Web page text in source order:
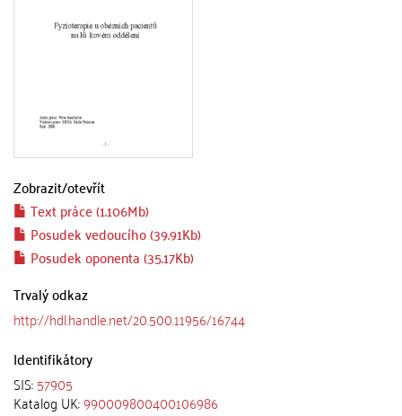
Zobrazit/otevřít
Text práce (1.106Mb)
Posudek vedoucího (39.91Kb)
Posudek oponenta (35.17Kb)
Trvalý odkaz
http://hdl.handle.net/20.500.11956/16744
Identifikátory
SIS:57905
Katalog UK:990009800400106986